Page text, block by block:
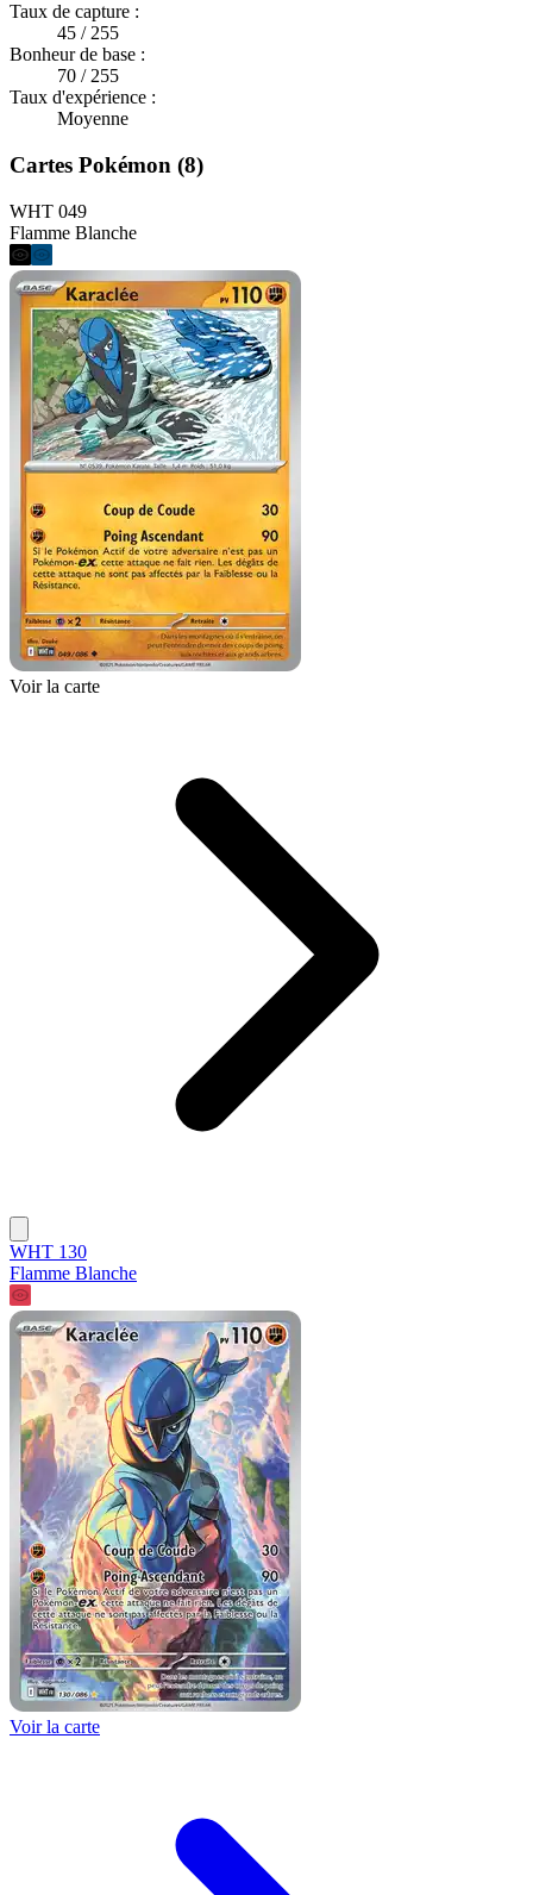
Taux de capture :
45 / 255
Bonheur de base :
70 / 255
Taux d'expérience :
Moyenne
Cartes Pokémon (8)
WHT 049
Flamme Blanche
Voir la carte
WHT 130
Flamme Blanche
Voir la carte